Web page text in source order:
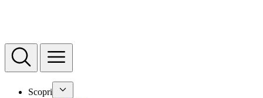
Scopri